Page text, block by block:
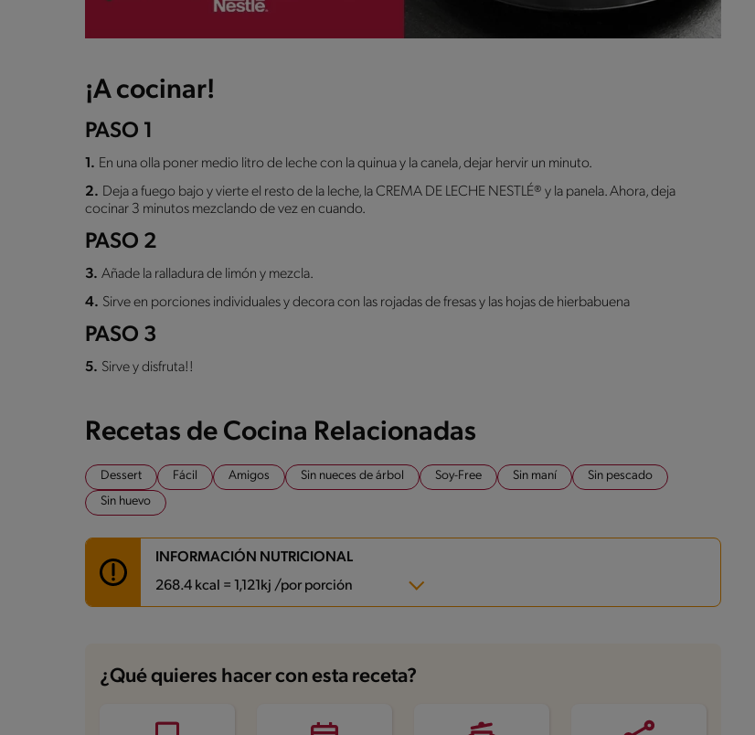
¡A cocinar!
PASO 1
1. En una olla poner medio litro de leche con la quinua y la canela, dejar hervir un minuto.
2. Deja a fuego bajo y vierte el resto de la leche, la CREMA DE LECHE NESTLÉ® y la panela. Ahora, deja
cocinar 3 minutos mezclando de vez en cuando.
PASO 2
3. Añade la ralladura de limón y mezcla.
4. Sirve en porciones individuales y decora con las rojadas de fresas y las hojas de hierbabuena
PASO 3
5. Sirve y disfruta!!
Recetas de Cocina Relacionadas
Dessert Fácil Amigos Sin nueces de árbol Soy-Free Sin maní
Sin pescado
Sin huevo
INFORMACIÓN NUTRICIONAL
268.4 kcal = 1,121kj /por porción
Energía
268.4 kcal
Grasas 5.5 g
¿Qué quieres hacer con esta receta?